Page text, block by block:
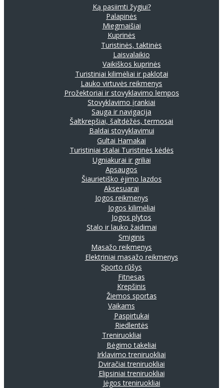
Ką pasiimti žygiui?
Palapinės
Miegmaišiai
Kuprinės
Turistinės, taktinės
Laisvalaikio
Vaikiškos kuprinės
Turistiniai kilimėliai ir paklotai
Lauko virtuvės reikmenys
Prožektoriai ir stovyklavimo lempos
Stovyklavimo įrankiai
Sauga ir navigacija
Šaltkrepšiai, šaltdėžės, termosai
Baldai stovyklavimui
Gultai Hamakai
Turistiniai stalai Turistinės kėdės
Ugniakurai ir griliai
Apsaugos
Šiaurietiško ėjimo lazdos
Aksesuarai
Jogos reikmenys
Jogos kilimėliai
Jogos plytos
Stalo ir lauko žaidimai
Smiginis
Masažo reikmenys
Elektriniai masažo reikmenys
Sporto rūšys
Fitnesas
Krepšinis
Žiemos sportas
Vaikams
Paspirtukai
Riedlentės
Treniruokliai
Bėgimo takeliai
Irklavimo treniruokliai
Dviračiai treniruokliai
Elipsiniai treniruokliai
Jėgos treniruokliai